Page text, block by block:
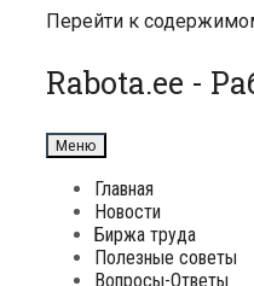
Перейти к
Rabota.ee -
Меню
Главная
Новости
Биржа труда
Полезные советы
Вопросы-Ответы